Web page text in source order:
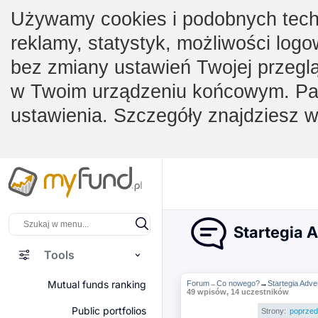
Używamy cookies i podobnych
reklamy, statystyk, możliwości
bez zmiany ustawień Twojej
w Twoim urządzeniu końcowym.
ustawienia. Szczegóły znajdziesz
Tools
Mutual funds ranking
Public portfolios
Startegia
Forum→Co nowego?→Startegia
49 wpisów, 14 uczestników
Strony: